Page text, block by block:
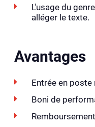
L'usage du
alléger le texte.
Avantages
Entrée en poste
Boni de